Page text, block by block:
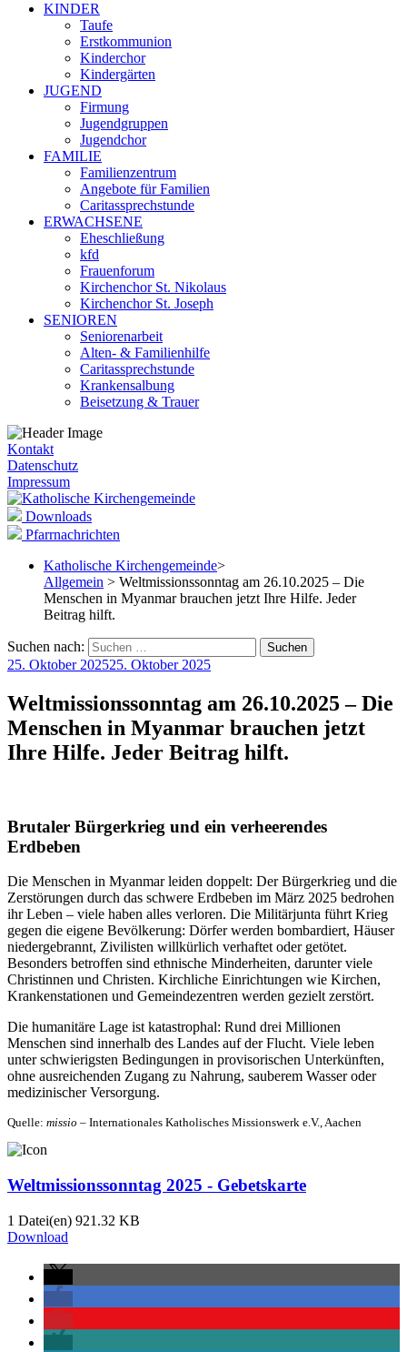
KINDER
Taufe
Erstkommunion
Kinderchor
Kindergärten
JUGEND
Firmung
Jugendgruppen
Jugendchor
FAMILIE
Familienzentrum
Angebote für Familien
Caritassprechstunde
ERWACHSENE
Eheschließung
kfd
Frauenforum
Kirchenchor St. Nikolaus
Kirchenchor St. Joseph
SENIOREN
Seniorenarbeit
Alten- & Familienhilfe
Caritassprechstunde
Krankensalbung
Beisetzung & Trauer
Kontakt
Datenschutz
Impressum
Downloads
Pfarrnachrichten
Katholische Kirchengemeinde>
Allgemein > Weltmissionssonntag am 26.10.2025 – Die
Menschen in Myanmar brauchen jetzt Ihre Hilfe. Jeder
Beitrag hilft.
Suchen nach:
25. Oktober 202525. Oktober 2025
Weltmissionssonntag am 26.10.2025 – Die
Menschen in Myanmar brauchen jetzt
Ihre Hilfe. Jeder Beitrag hilft.
Brutaler Bürgerkrieg und ein verheerendes
Erdbeben
Die Menschen in Myanmar leiden doppelt: Der Bürgerkrieg und die
Zerstörungen durch das schwere Erdbeben im März 2025 bedrohen
ihr Leben – viele haben alles verloren. Die Militärjunta führt Krieg
gegen die eigene Bevölkerung: Dörfer werden bombardiert, Häuser
niedergebrannt, Zivilisten willkürlich verhaftet oder getötet.
Besonders betroffen sind ethnische Minderheiten, darunter viele
Christinnen und Christen. Kirchliche Einrichtungen wie Kirchen,
Krankenstationen und Gemeindezentren werden gezielt zerstört.
Die humanitäre Lage ist katastrophal: Rund drei Millionen
Menschen sind innerhalb des Landes auf der Flucht. Viele leben
unter schwierigsten Bedingungen in provisorischen Unterkünften,
ohne ausreichenden Zugang zu Nahrung, sauberem Wasser oder
medizinischer Versorgung.
Quelle: missio – Internationales Katholisches Missionswerk e.V., Aachen
Weltmissionssonntag 2025 - Gebetskarte
1 Datei(en) 921.32 KB
Download